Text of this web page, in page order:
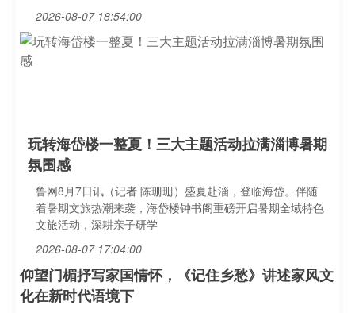
2026-08-07 18:54:00
玩转海岱楼一整夏！三大主题活动拉满淄博暑期
氛围感
鲁网8月7日讯（记者 陈珊珊）盛夏赴淄，登临海岱。伴随
着暑期文旅热潮来袭，海岱楼钟书阁重磅开启暑期全域特色
文旅活动，深耕亲子研学
2026-08-07 17:04:00
仰望门楣抒写家国情怀，《记住乡愁》讲述家风文
化在新时代语境下